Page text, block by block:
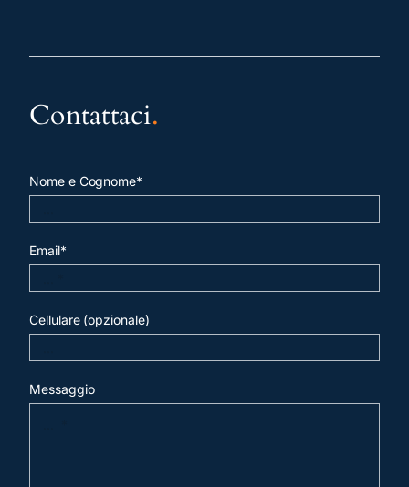
Contattaci.
Nome e Cognome*
Email*
Cellulare (opzionale)
Messaggio